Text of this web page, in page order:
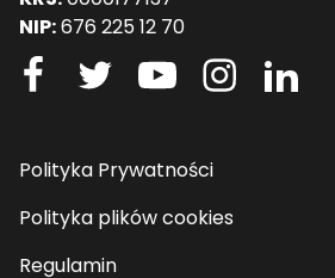
NIP:676 225 12 70
Polityka Prywatności
Polityka plików cookies
Regulamin